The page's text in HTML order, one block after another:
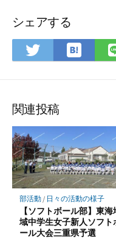
シェアする
Twitter
で
ア
は
て
ク
マ
ー
ク
に
保
存
関連投稿
部活動/ 日々の活動の様子
【ソフトボール部】東海
域中学生女子新人ソフト
ール大会三重県予選